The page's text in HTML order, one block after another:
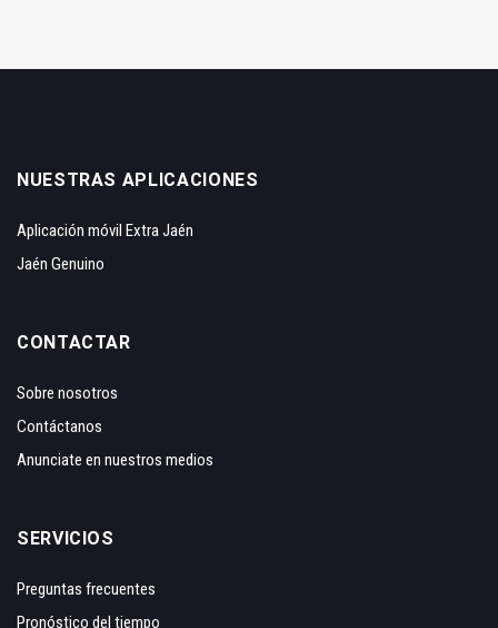
NUESTRAS APLICACIONES
Aplicación móvil Extra Jaén
Jaén Genuino
CONTACTAR
Sobre nosotros
Contáctanos
Anunciate en nuestros medios
SERVICIOS
Preguntas frecuentes
Pronóstico del tiempo